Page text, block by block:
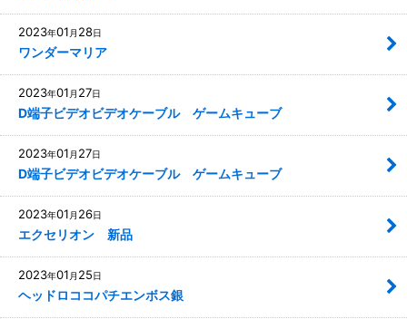
2023年01 月 28日
ワンダーマリア
2023年01 月 27日
D端子ビデオビデオケーブル ゲームキューブ
2023年01 月 27日
D端子ビデオビデオケーブル ゲームキューブ
2023年01 月 26日
エクセリオン 新品
2023年01 月 25日
ヘッドロココパチエンボス銀